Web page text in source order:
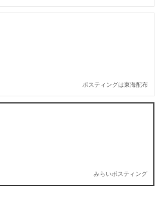
ポスティングは東海配布
みらいポスティング